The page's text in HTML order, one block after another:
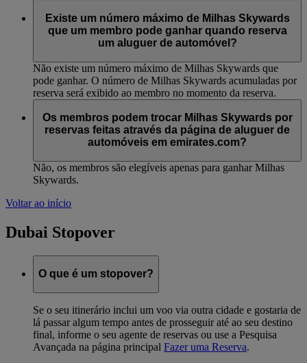
Existe um número máximo de Milhas Skywards
que um membro pode ganhar quando reserva
um aluguer de automóvel?
Não existe um número máximo de Milhas Skywards que
pode ganhar. O número de Milhas Skywards acumuladas por
reserva será exibido ao membro no momento da reserva.
Os membros podem trocar Milhas Skywards por
reservas feitas através da página de aluguer de
automóveis em emirates.com?
Não, os membros são elegíveis apenas para ganhar Milhas
Skywards.
Voltar ao início
Dubai Stopover
O que é um stopover?
Se o seu itinerário inclui um voo via outra cidade e gostaria de
lá passar algum tempo antes de prosseguir até ao seu destino
final, informe o seu agente de reservas ou use a Pesquisa
Avançada na página principal Fazer uma Reserva.